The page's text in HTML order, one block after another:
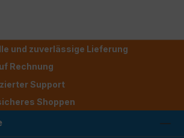
und zuverlässige Lieferung
Rechnung
Support
Shoppen